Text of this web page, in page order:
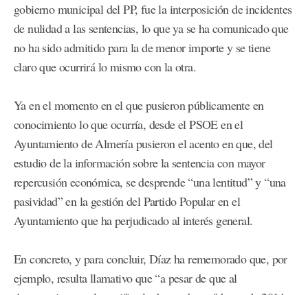
gobierno municipal del PP, fue la interposición de incidentes
de nulidad a las sentencias, lo que ya se ha comunicado que
no ha sido admitido para la de menor importe y se tiene
claro que ocurrirá lo mismo con la otra.
Ya en el momento en el que pusieron públicamente en
conocimiento lo que ocurría, desde el PSOE en el
Ayuntamiento de Almería pusieron el acento en que, del
estudio de la información sobre la sentencia con mayor
repercusión económica, se desprende “una lentitud” y “una
pasividad” en la gestión del Partido Popular en el
Ayuntamiento que ha perjudicado al interés general.
En concreto, y para concluir, Díaz ha rememorado que, por
ejemplo, resulta llamativo que “a pesar de que al